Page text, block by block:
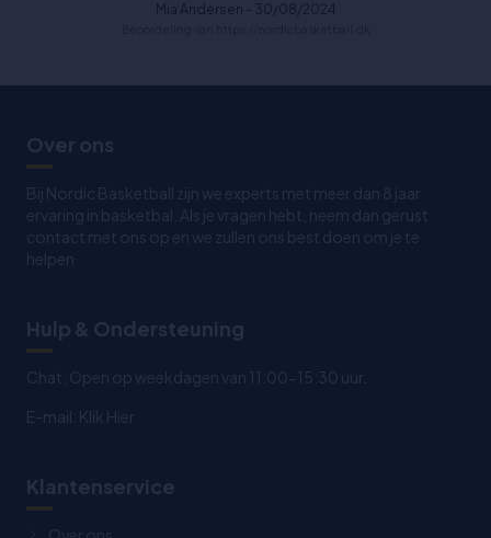
Mia Andersen - 30/08/2024
Over ons
Bij Nordic Basketball zijn we experts met meer dan 8 jaar
ervaring in basketbal. Als je vragen hebt, neem dan gerust
contact met ons op en we zullen ons best doen om je te
helpen
Hulp & Ondersteuning
Chat: Open op weekdagen van 11:00-15:30 uur.
E-mail: Klik Hier
Klantenservice